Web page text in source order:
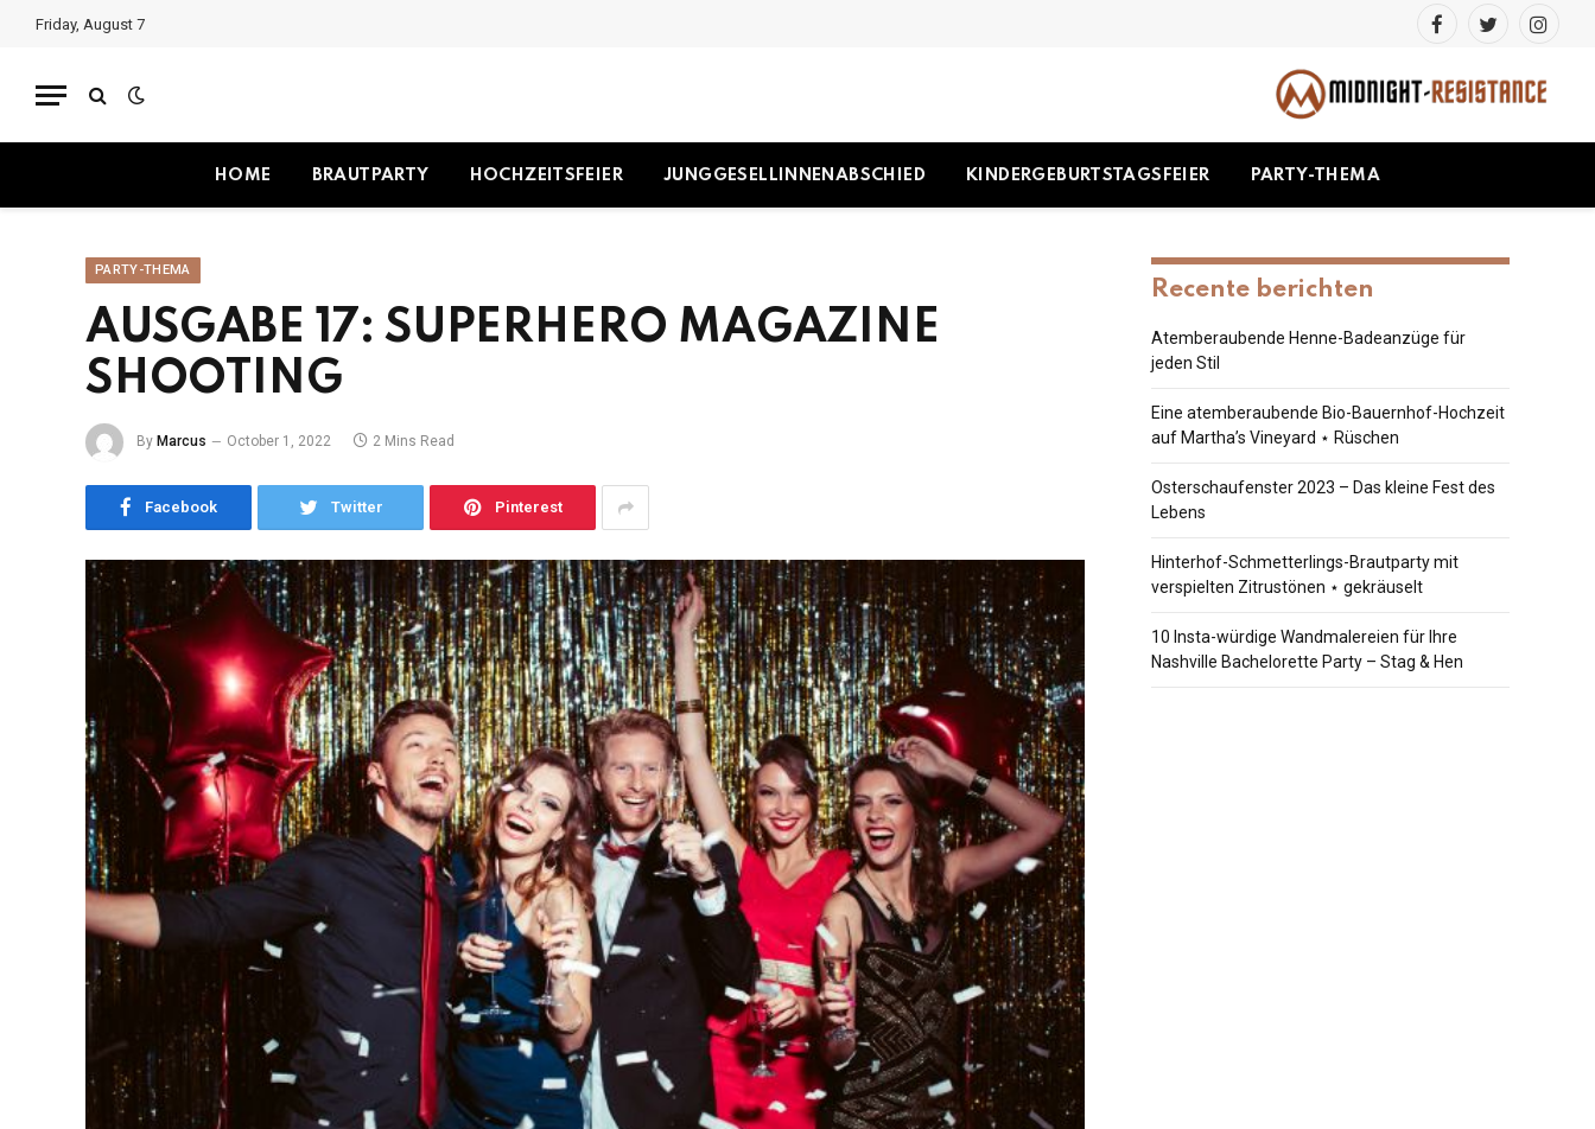
Friday, August 7
FacebookTwitter
HOME BRAUTPARTY HOCHZEITSFEIER JUNGGESELLINNENABSCHIED KINDERGEBURTSTAGSFEIER PARTY-THEMA
PARTY-THEMA
AUSGABE 17: SUPERHERO MAGAZINE
SHOOTING
By Marcus October 1, 2022 2 Mins Read
Facebook Twitter Pinterest
Recente berichten
Atemberaubende Henne-Badeanzüge für
jeden Stil
Eine atemberaubende Bio-Bauernhof-Hochzeit
auf Martha’s Vineyard ⋆ Rüschen
Osterschaufenster 2023 – Das kleine Fest des
Lebens
Hinterhof-Schmetterlings-Brautparty mit
verspielten Zitrustönen ⋆ gekräuselt
10 Insta-würdige Wandmalereien für Ihre
Nashville Bachelorette Party – Stag & Hen